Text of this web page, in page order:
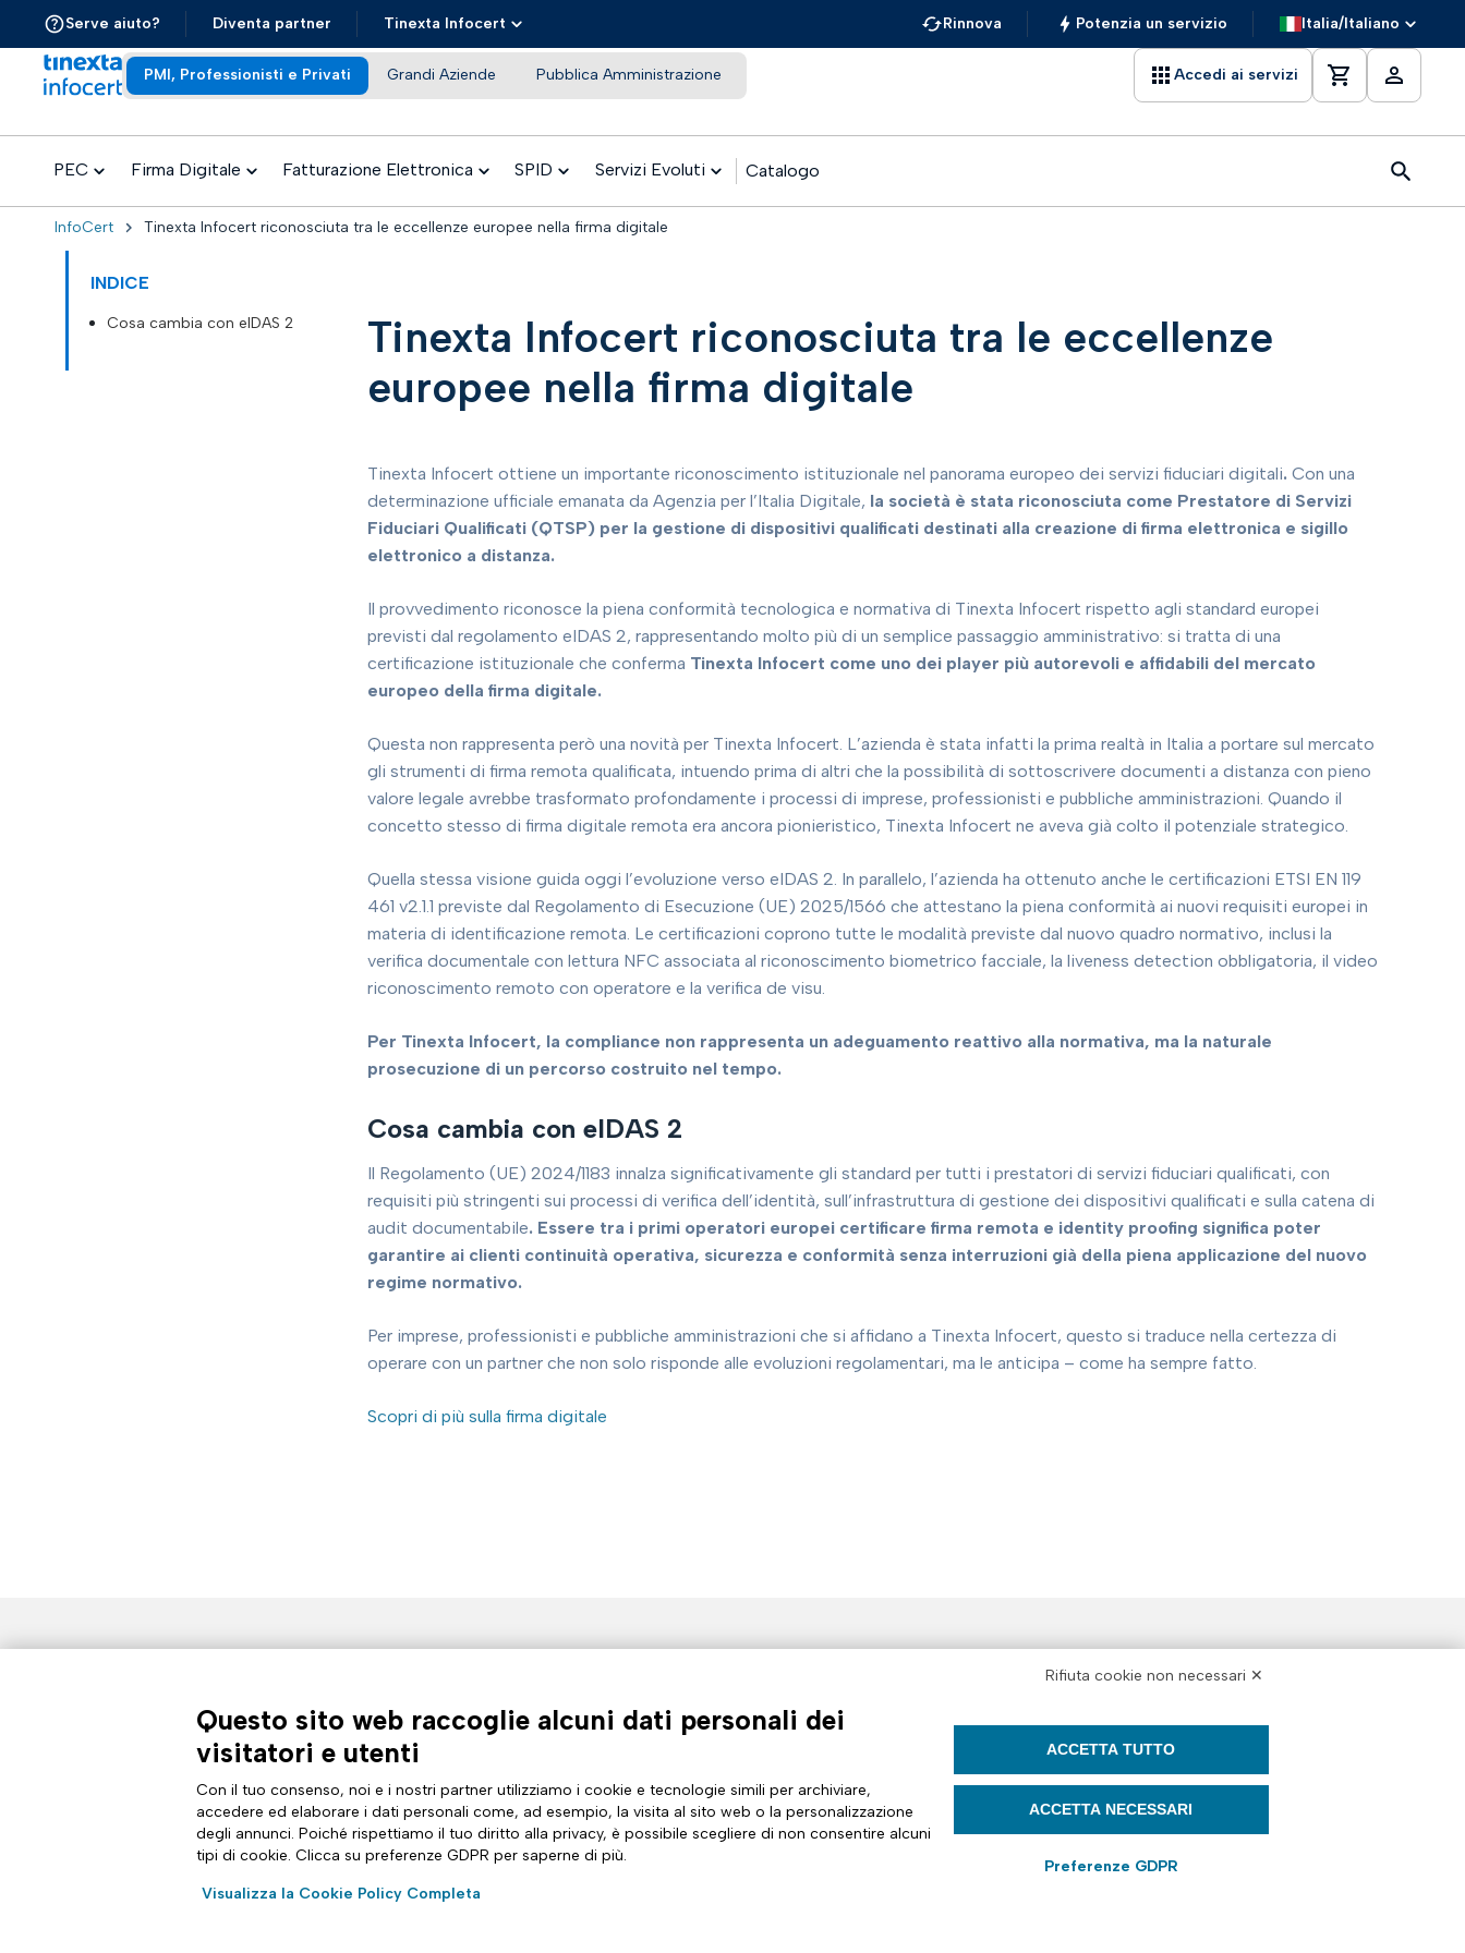
Serve aiuto? Diventa partner Tinexta Infocert Rinnova Potenzia un servizio Italia/Italiano
PMI, Professionisti e Privati Grandi Aziende Pubblica Amministrazione Accedi ai servizi
PEC Firma Digitale Fatturazione Elettronica SPID Servizi Evoluti Catalogo
InfoCert Tinexta Infocert riconosciuta tra le eccellenze europee nella firma digitale
INDICE
Cosa cambia con eIDAS 2
Tinexta Infocert riconosciuta tra le eccellenze
europee nella firma digitale
Tinexta Infocert ottiene un importante riconoscimento istituzionale nel panorama europeo dei servizi fiduciari digitali.Con una
determinazione ufficiale emanata da Agenzia per l’Italia Digitale, la società è stata riconosciuta come Prestatore di Servizi
Fiduciari Qualificati (QTSP) per la gestione di dispositivi qualificati destinati alla creazione di firma elettronica e sigillo
elettronico a distanza.
Il provvedimento riconosce la piena conformità tecnologica e normativa di Tinexta Infocert rispetto agli standard europei
previsti dal regolamento eIDAS 2, rappresentando molto più di un semplice passaggio amministrativo: si tratta di una
certificazione istituzionale che conferma Tinexta Infocert come uno dei player più autorevoli e affidabili del mercato
europeo della firma digitale.
Questa non rappresenta però una novità per Tinexta Infocert. L’azienda è stata infatti la prima realtà in Italia a portare sul mercato
gli strumenti di firma remota qualificata, intuendo prima di altri che la possibilità di sottoscrivere documenti a distanza con pieno
valore legale avrebbe trasformato profondamente i processi di imprese, professionisti e pubbliche amministrazioni. Quando il
concetto stesso di firma digitale remota era ancora pionieristico, Tinexta Infocert ne aveva già colto il potenziale strategico.
Quella stessa visione guida oggi l’evoluzione verso eIDAS 2. In parallelo, l’azienda ha ottenuto anche le certificazioni ETSI EN 119
461 v2.1.1 previste dal Regolamento di Esecuzione (UE) 2025/1566 che attestano la piena conformità ai nuovi requisiti europei in
materia di identificazione remota. Le certificazioni coprono tutte le modalità previste dal nuovo quadro normativo, inclusi la
verifica documentale con lettura NFC associata al riconoscimento biometrico facciale, la liveness detection obbligatoria, il video
riconoscimento remoto con operatore e la verifica de visu.
Per Tinexta Infocert, la compliance non rappresenta un adeguamento reattivo alla normativa, ma la naturale
prosecuzione di un percorso costruito nel tempo.
Cosa cambia con eIDAS 2
Il Regolamento (UE) 2024/1183 innalza significativamente gli standard per tutti i prestatori di servizi fiduciari qualificati, con
requisiti più stringenti sui processi di verifica dell’identità, sull’infrastruttura di gestione dei dispositivi qualificati e sulla catena di
audit documentabile. Essere tra i primi operatori europei certificare firma remota e identity proofing significa poter
garantire ai clienti continuità operativa, sicurezza e conformità senza interruzioni già della piena applicazione del nuovo
regime normativo.
Per imprese, professionisti e pubbliche amministrazioni che si affidano a Tinexta Infocert, questo si traduce nella certezza di
operare con un partner che non solo risponde alle evoluzioni regolamentari, ma le anticipa – come ha sempre fatto.
Scopri di più sulla firma digitale
Certificazioni
Cyber Security
Analyst Report
Dichiarazione di Accessibilità
News & eventi Tinexta Infocert
Magazine: Futuro Digitale
Sito internazionale
Diventa Partner
FAQ e guide
Trasparenza tariffaria
SEGUICI SU
Rifiuta cookie non necessari ✕
Questo sito web raccoglie alcuni dati personali dei
visitatori e utenti
Con il tuo consenso, noi e i nostri partner utilizziamo i cookie e tecnologie simili per archiviare,
accedere ed elaborare i dati personali come, ad esempio, la visita al sito web o la personalizzazione
degli annunci. Poiché rispettiamo il tuo diritto alla privacy, è possibile scegliere di non consentire alcuni
tipi di cookie. Clicca su preferenze GDPR per saperne di più.
Visualizza la Cookie Policy Completa
ACCETTA TUTTO
ACCETTA NECESSARI
Preferenze GDPR